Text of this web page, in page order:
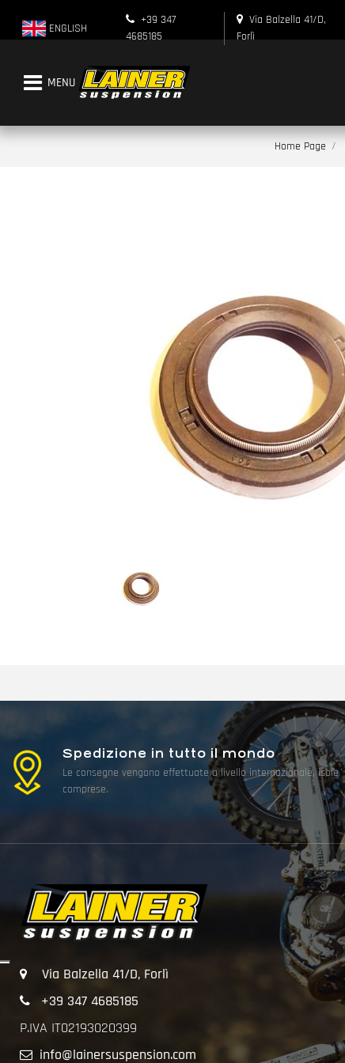
ENGLISH
+39 347
4685185
Via Balzella 41/D,
Forlì
Open menu
Home Page
Spedizione in tutto il mondo
Le consegne vengono effettuate a livello internazionale, isole
comprese.
Via Balzella 41/D, Forlì
+39 347 4685185
P.IVA IT02193020399
info@lainersuspension.com